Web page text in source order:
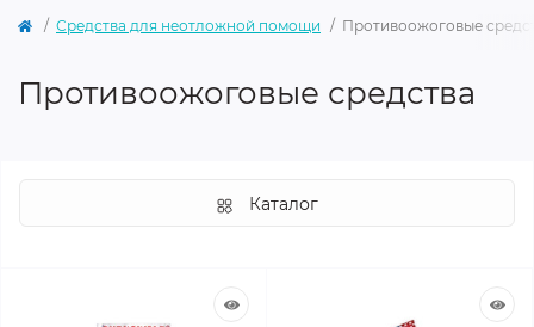
Средства для неотложной помощи Противоожоговые
Противоожоговые средства
Каталог